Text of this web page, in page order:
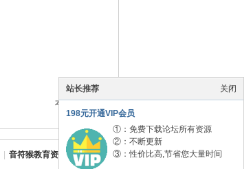
本版积分规则
关闭
站长推荐
198元开通VIP会员
①：免费下载论坛所有资源
②：不断更新
③：性价比高,节省您大量时间
| 音符猴教育资源网 | 网站地图